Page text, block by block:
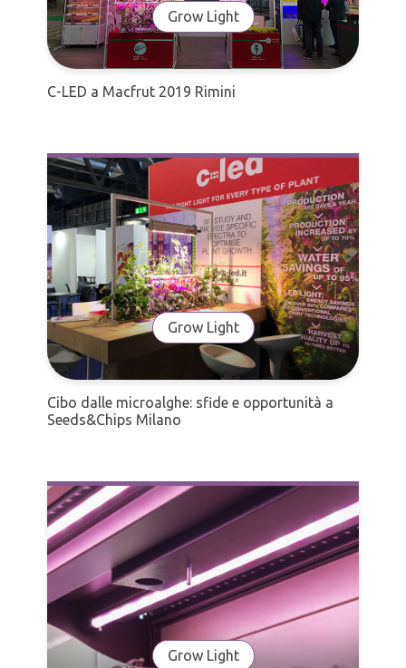
Grow Light
C-LED a Macfrut 2019 Rimini
Grow Light
Cibo dalle microalghe: sfide e opportunità a
Seeds&Chips Milano
Grow Light